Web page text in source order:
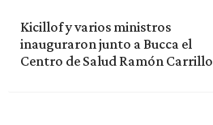
Kicillof y varios ministros
inauguraron junto a Bucca el
Centro de Salud Ramón Carrillo